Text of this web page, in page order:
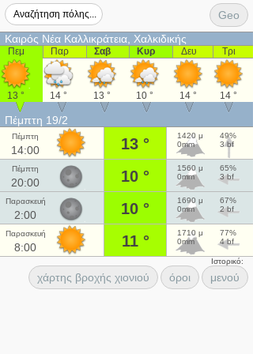
Geo
Καιρός Νέα Καλλικράτεια, Χαλκιδικής
Πεμ
13 °
Παρ
14 °
Σαβ
13 °
Κυρ
10 °
Δευ
14 °
Τρι
14 °
Πέμπτη 19/2
Πέμπτη
14:00 13 °
1420 μ
0mm
49%
3 bf
Πέμπτη
20:00 10 °
1560 μ
0mm
65%
3 bf
Παρασκευή
2:00 10 °
1690 μ
0mm
67%
2 bf
Παρασκευή
8:00 11 °
1710 μ
0mm
77%
4 bf
Ιστορικό:
χάρτης βροχής χιονιού όροι μενού